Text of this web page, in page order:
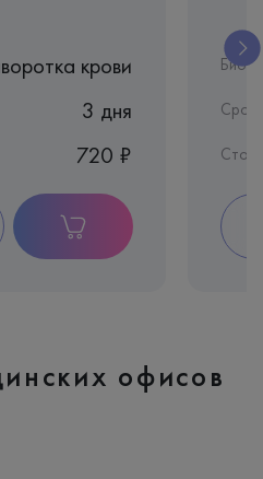
крови
3 дня
720 ₽
Срок
офисов